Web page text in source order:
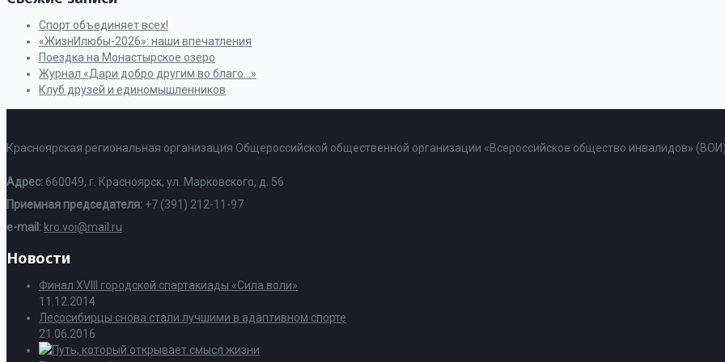
Спорт объединяет всех!
«ЖизнИлюбы-2026»: наши впечатления
Поездка на Монастырское озеро
Журнал «Дари добро другим во благо…»
Клуб друзей и единомышленников
Красноярская региональная организация Общероссийской общественной организации «Всероссийское общество инвалидов»
Адрес: 660049, г. Красноярск, ул. Марковского, д. 56
Приемная председателя: +7 (391) 212-11-97
e-mail: kro.voi@mail.ru
Новости
Финал XVIII городской спартакиады «Сила воли»
11.12.2014
Лесосибирцы снова стали лучшими в адаптивном спорте
21.06.2016